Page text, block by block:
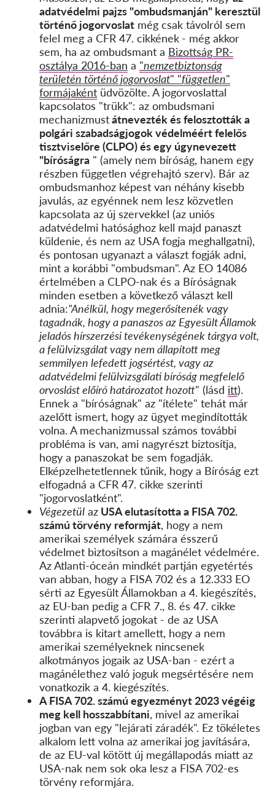
adatvédelmi pajzs "ombudsmanján" keresztül
történő jogorvoslat még csak távolról sem
felel meg a CFR 47. cikkének - még akkor
sem, ha az ombudsmant a Bizottság PR-
osztálya 2016-ban a "nemzetbiztonság
területén történő jogorvoslat" "független"
formájaként üdvözölte. A jogorvoslattal
kapcsolatos "trükk": az ombudsmani
mechanizmustátnevezték és felosztották a
polgári szabadságjogok védelméért felelős
tisztviselőre (CLPO) és egy úgynevezett
"bíróságra " (amely nem bíróság, hanem egy
részben független végrehajtó szerv). Bár az
ombudsmanhoz képest van néhány kisebb
javulás, az egyénnek nem lesz közvetlen
kapcsolata az új szervekkel (az uniós
adatvédelmi hatósághoz kell majd panaszt
küldenie, és nem az USA fogja meghallgatni),
és pontosan ugyanazt a választ fogják adni,
mint a korábbi "ombudsman". Az EO 14086
értelmében a CLPO-nak és a Bíróságnak
minden esetben a következő választ kell
adnia:"Anélkül, hogy megerősítenék vagy
tagadnák, hogy a panaszos az Egyesült Államok
jeladós hírszerzési tevékenységének tárgya volt,
a felülvizsgálat vagy nem állapított meg
semmilyen lefedett jogsértést, vagy az
adatvédelmi felülvizsgálati bíróság megfelelő
orvoslást előíró határozatot hozott" (lásd itt).
Ennek a "bíróságnak" az "ítélete" tehát már
azelőtt ismert, hogy az ügyet megindították
volna. A mechanizmussal számos további
probléma is van, ami nagyrészt biztosítja,
hogy a panaszokat be sem fogadják.
Elképzelhetetlennek tűnik, hogy a Bíróság ezt
elfogadná a CFR 47. cikke szerinti
"jogorvoslatként".
Végezetül az USA elutasította a FISA 702.
számú törvény reformját, hogy a nem
amerikai személyek számára ésszerű
védelmet biztosítson a magánélet védelmére.
Az Atlanti-óceán mindkét partján egyetértés
van abban, hogy a FISA 702 és a 12.333 EO
sérti az Egyesült Államokban a 4. kiegészítés,
az EU-ban pedig a CFR 7., 8. és 47. cikke
szerinti alapvető jogokat - de az USA
továbbra is kitart amellett, hogy a nem
amerikai személyeknek nincsenek
alkotmányos jogaik az USA-ban - ezért a
magánélethez való joguk megsértésére nem
vonatkozik a 4. kiegészítés.
A FISA 702. számú egyezményt 2023 végéig
meg kell hosszabbítani, mivel az amerikai
jogban van egy "lejárati záradék". Ez tökéletes
alkalom lett volna az amerikai jog javítására,
de az EU-val kötött új megállapodás miatt az
USA-nak nem sok oka lesz a FISA 702-es
törvény reformjára.